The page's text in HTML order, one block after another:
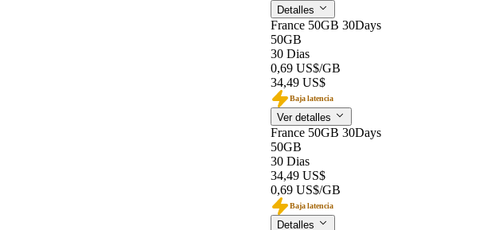
Detalles
France 50GB 30Days
50GB
30 Dias
0,69 US$/GB
34,49 US$
Baja latencia
Ver detalles
France 50GB 30Days
50GB
30 Dias
34,49 US$
0,69 US$/GB
Baja latencia
Detalles